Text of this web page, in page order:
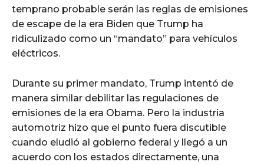
temprano probable serán las reglas de emisiones
de escape de la era Biden que Trump ha
ridiculizado como un “mandato” para vehículos
eléctricos.
Durante su primer mandato, Trump intentó de
manera similar debilitar las regulaciones de
emisiones de la era Obama. Pero la industria
automotriz hizo que el punto fuera discutible
cuando eludió al gobierno federal y llegó a un
acuerdo con los estados directamente, una